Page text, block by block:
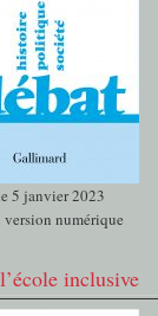
5 janvier 2023
numérique
inclusive